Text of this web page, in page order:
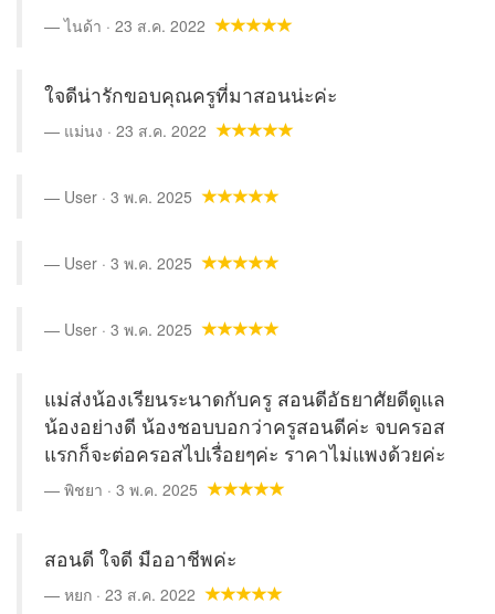
ไนด้า · 23 ส.ค. 2022
ใจดีน่ารักขอบคุณครูที่มาสอนน่ะค่ะ
แม่นง · 23 ส.ค. 2022
User · 3 พ.ค. 2025
User · 3 พ.ค. 2025
User · 3 พ.ค. 2025
แม่ส่งน้องเรียนระนาดกับครู สอนดีอัธยาศัยดีดูแล
น้องอย่างดี น้องชอบบอกว่าครูสอนดีค่ะ จบครอส
แรกก็จะต่อครอสไปเรื่อยๆค่ะ ราคาไม่แพงด้วยค่ะ
พิชยา · 3 พ.ค. 2025
สอนดี ใจดี มืออาชีพค่ะ
หยก · 23 ส.ค. 2022